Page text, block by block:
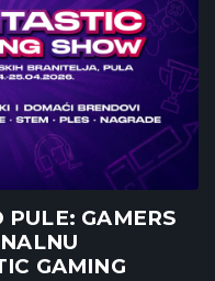
PULE: GAMERS
GAMING